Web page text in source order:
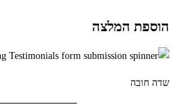
הוספת המלצה
שדה חובה